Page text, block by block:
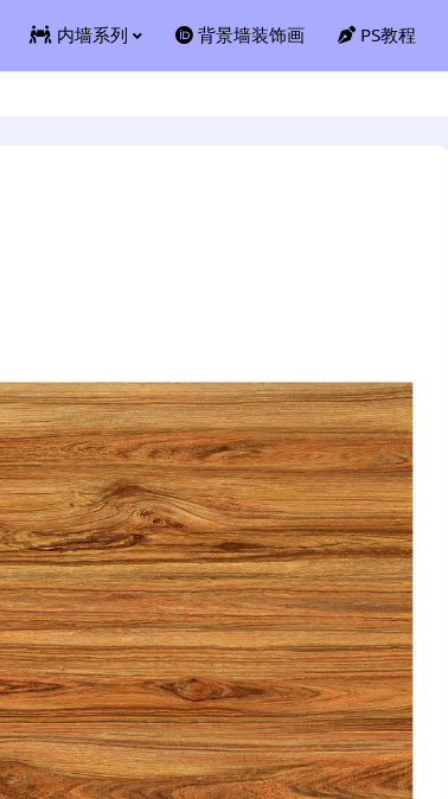
内墙系列 背景墙装饰画 PS教程